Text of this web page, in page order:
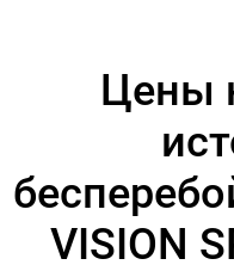
Цены
VISION